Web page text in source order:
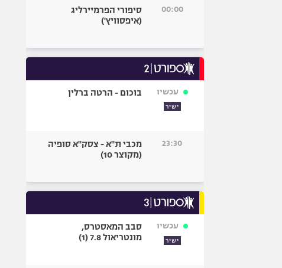
00:00
סיפורי הפרמיירליג
(איפסוויץ')
עכשיו
ישיר
בוכום - הרטה ברלין
23:30
מכבי ת"א - צסק"א סופיה
(מקוצר 10)
עכשיו
ישיר
סבב המאסטרס,
מונטריאול 7.8 (1)